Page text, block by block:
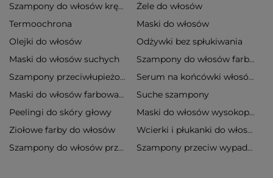
Szampony do włosów kręconych
Żele do włosów
Termoochrona
Maski do włosów
Olejki do włosów
Odżywki bez spłukiwania
Maski do włosów suchych
Szampony do włosów farbowanych
Szampony przeciwłupieżowe
Serum na końcówki włosów
Maski do włosów farbowanych
Suche szampony
Peelingi do skóry głowy
Maski do włosów wysokoporowatych
Ziołowe farby do włosów
Wcierki i płukanki do włosów
Szampony do włosów przetłuszczających się
Szampony przeciw wypadaniu włosów